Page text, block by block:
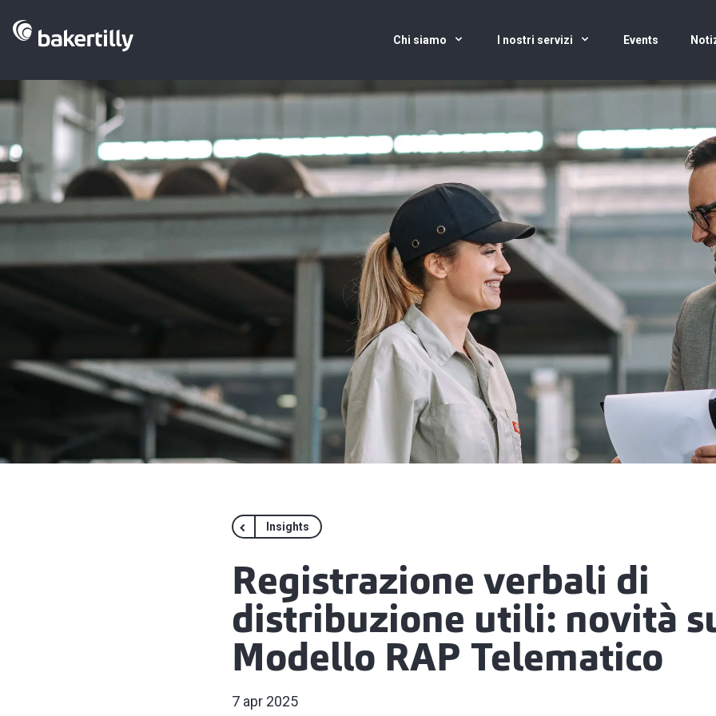
Chi siamo I nostri servizi Events
Insights
Registrazione verbali di
distribuzione utili: novità
Modello RAP Telematico
7 apr 2025